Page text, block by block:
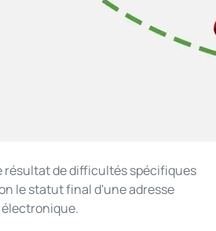
résultat de difficultés spécifiques
le statut final d'une adresse
électronique.